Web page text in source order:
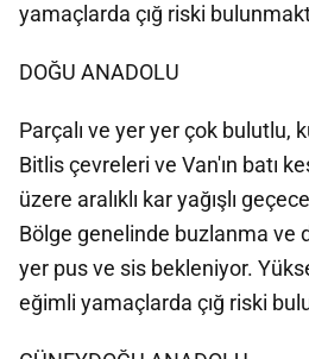
yamaçlarda çığ riski
DOĞU ANADOLU
Parçalı ve yer yer çok bulutlu,
Bitlis çevreleri ve Van'ın batı
üzere aralıklı kar yağışlı
Bölge genelinde buzlanma ve
yer pus ve sis bekleniyor.
eğimli yamaçlarda çığ riski